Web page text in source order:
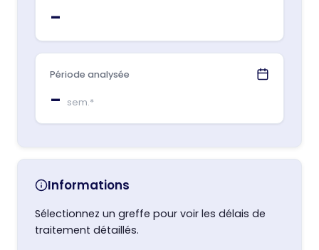
–
Période analysée
– sem.*
Informations
Sélectionnez un greffe pour voir les délais de
traitement détaillés.